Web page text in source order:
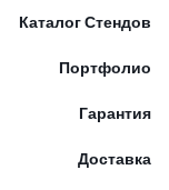
Каталог Стендов
Портфолио
Гарантия
Доставка